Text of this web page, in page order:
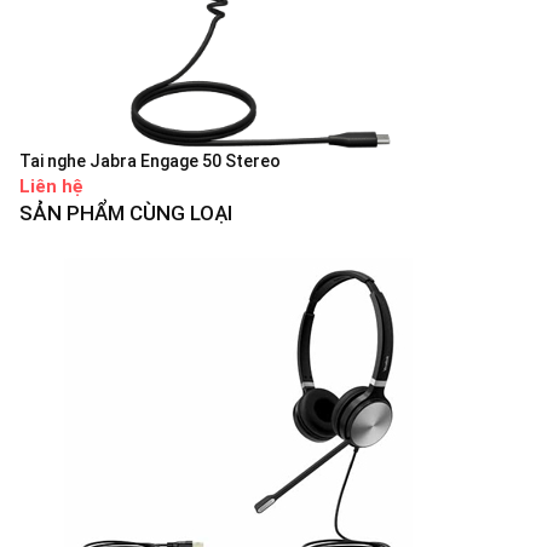
Tai nghe Jabra Engage 50 Stereo
Liên hệ
SẢN PHẨM CÙNG LOẠI